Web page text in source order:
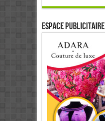
ESPACE PUBLICITAIRE